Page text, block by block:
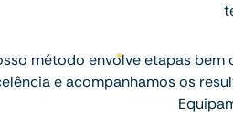
método envolve etapas
e acompanhamos os